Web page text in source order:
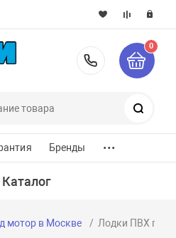
8-800-
0
Бренды ...
Каталог
мотор в Москве Лодки ПВХ под